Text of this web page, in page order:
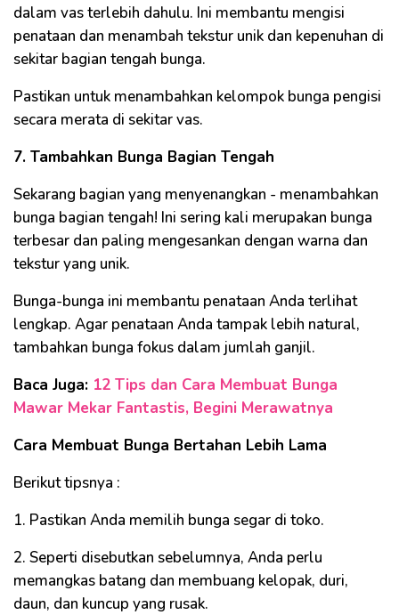
dalam vas terlebih dahulu. Ini membantu mengisi
penataan dan menambah tekstur unik dan kepenuhan di
sekitar bagian tengah bunga.
Pastikan untuk menambahkan kelompok bunga pengisi
secara merata di sekitar vas.
7. Tambahkan Bunga Bagian Tengah
Sekarang bagian yang menyenangkan - menambahkan
bunga bagian tengah! Ini sering kali merupakan bunga
terbesar dan paling mengesankan dengan warna dan
tekstur yang unik.
Bunga-bunga ini membantu penataan Anda terlihat
lengkap. Agar penataan Anda tampak lebih natural,
tambahkan bunga fokus dalam jumlah ganjil.
Baca Juga: 12 Tips dan Cara Membuat Bunga
Mawar Mekar Fantastis, Begini Merawatnya
Cara Membuat Bunga Bertahan Lebih Lama
Berikut tipsnya :
1. Pastikan Anda memilih bunga segar di toko.
2. Seperti disebutkan sebelumnya, Anda perlu
memangkas batang dan membuang kelopak, duri,
daun, dan kuncup yang rusak.